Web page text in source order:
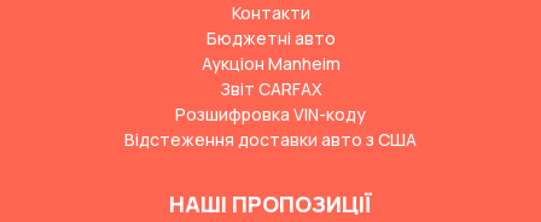
Контакти
Бюджетні авто
Аукціон Manheim
Звіт CARFAX
Розшифровка VIN-коду
Відстеження доставки авто з США
НАШІ ПРОПОЗИЦІЇ